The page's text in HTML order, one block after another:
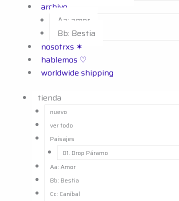
archivo
Aa: amor
Bb: Bestia
nosotrxs ✶
hablemos ♡
worldwide shipping
tienda
nuevo
ver todo
Paisajes
01. Drop Páramo
Aa: Amor
Bb: Bestia
Cc: Caníbal